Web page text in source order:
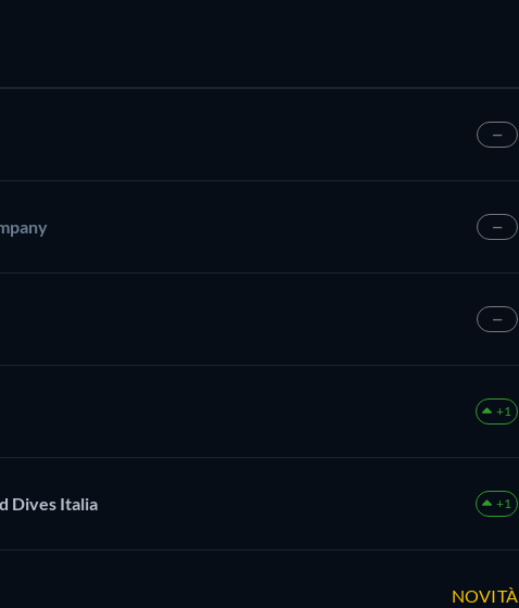
—
—
—
+1
Dives Italia +1
NOVITÀ